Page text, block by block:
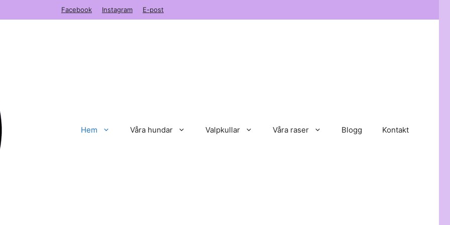
Facebook Instagram E-post
Hem Våra hundar Valpkullar Våra raser Blogg Kontakt